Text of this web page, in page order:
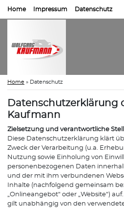
Home Impressum Datenschutz
Home » Datenschutz
Datenschutzerklärung
Kaufmann
Zielsetzung und verantwortliche
Diese Datenschutzerklärung klärt
Zweck der Verarbeitung (u.a.
Nutzung sowie Einholung von
personenbezogenen Daten
und der mit ihm verbundenen
Inhalte (nachfolgend gemeinsam
„Onlineangebot“ oder „Website“)
gilt unabhängig von den